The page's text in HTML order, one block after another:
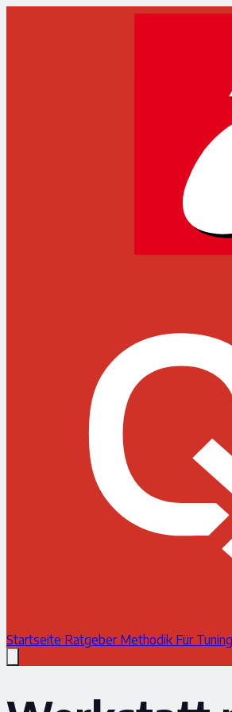
Startseite Ratgeber Methodik Für